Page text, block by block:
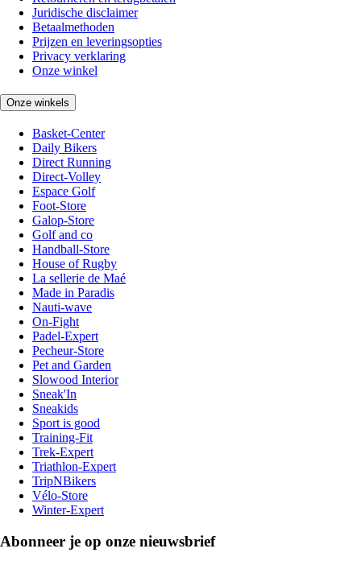
Juridische disclaimer
Betaalmethoden
Prijzen en leveringsopties
Privacy verklaring
Onze winkel
Onze winkels
Basket-Center
Daily Bikers
Direct Running
Direct-Volley
Espace Golf
Foot-Store
Galop-Store
Golf and co
Handball-Store
House of Rugby
La sellerie de Maé
Made in Paradis
Nauti-wave
On-Fight
Padel-Expert
Pecheur-Store
Pet and Garden
Slowood Interior
Sneak'In
Sneakids
Sport is good
Training-Fit
Trek-Expert
Triathlon-Expert
TripNBikers
Vélo-Store
Winter-Expert
Abonneer je op onze nieuwsbrief